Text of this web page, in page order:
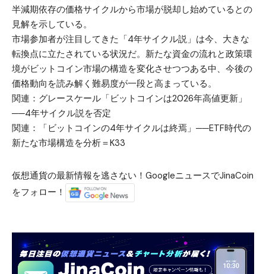
半減期依存の価格サイクルから市場が脱却し始めているとの
見解を示している。
市場参加者が注目してきた「4年サイクル説」は今、大きな
転換点に立たされている状況だ。新たな資金の流れと政策環
境がビットコイン市場の構造を変化させつつある中、今後の
価格動向を読み解く難易度が一段と高まっている。
関連： グレースケール「ビットコインは2026年高値更新」
──4年サイクル説を否定
関連：
「ビットコインの4年サイクルは終焉」──ETF時代の
新たな市場構造を分析＝K33
仮想通貨の最新情報を逃さない！GoogleニュースでJinaCoin
をフォロー！